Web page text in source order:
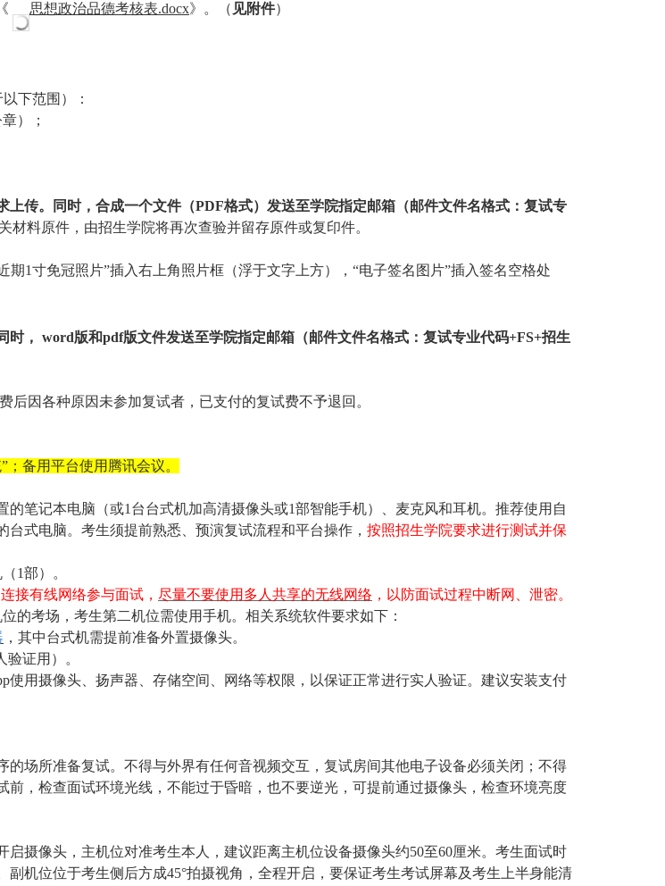
思想政治品德考核表.docx》。（ 见附件）
下范围）：
）；
上传。同时，合成一个文件（PDF格式）发送至学院指定邮箱（邮件文件名格式：复试专
材料原件，由招生学院将再次查验并留存原件或复印件。
期1寸免冠照片”插入右上角照片框（浮于文字上方），“电子签名图片”插入签名空格处
时， word版和pdf版文件发送至学院指定邮箱（邮件文件名格式：复试专业代码+FS+招生
后因各种原因未参加复试者，已支付的复试费不予退回。
；备用平台使用腾讯会议。
笔记本电脑（或1台台式机加高清摄像头或1部智能手机）、麦克风和耳机。推荐使用自
式电脑。考生须提前熟悉、预演复试流程和平台操作， 按照招生学院要求进行测试并保
1部）。
接有线网络参与面试， 尽量不要使用多人共享的无线网络 ，以防面试过程中断网、泄密。
的考场，考生第二机位需使用手机。相关系统软件要求如下：
，其中台式机需提前准备外置摄像头。
证用）。
使用摄像头、扬声器、存储空间、网络等权限，以保证正常进行实人验证。建议安装支付
场所准备复试。不得与外界有任何音视频交互，复试房间其他电子设备必须关闭；不得
，检查面试环境光线，不能过于昏暗，也不要逆光，可提前通过摄像头，检查环境亮度
摄像头，主机位对准考生本人，建议距离主机位设备摄像头约50至60厘米。考生面试时
机位位于考生侧后方成45°拍摄视角，全程开启，要保证考生考试屏幕及考生上半身能清